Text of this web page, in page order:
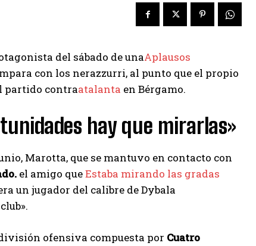
del sábado de unaAplausos
con los nerazzurri, al punto que el propio
partido contraatalanta en Bérgamo.
hay que mirarlas»
Marotta, que se mantuvo en contacto con
el amigo queEstaba mirando las gradas
un jugador del calibre de Dybala
ofensiva compuesta por Cuatro